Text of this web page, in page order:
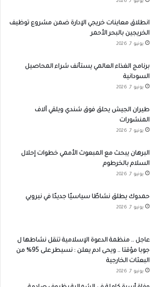
يونيو 7, 2026
انطلاق معاينات خريجي الإدارة ضمن مشروع توظيف
الخريجين بالبحر الأحمر
يونيو 7, 2026
برنامج الغذاء العالمي يستأنف شراء المحاصيل
السودانية
يونيو 7, 2026
طيران الجيش يحلق فوق شندي ويلقي آلاف
المنشورات
يونيو 7, 2026
البرهان يبحث مع المبعوث الأممي خطوات إحلال
السلام بالخرطوم
يونيو 7, 2026
حمدوك يطلق نشاطًا سياسيًا جديدًا في نيروبي
يونيو 7, 2026
عاجل .. منظمة الدعوة الإسلامية تنقل نشاطها ل
جوبا مؤقتا .. ويحى ادم يعلن : نسيطر على 95% من
البعثات الخارجية
يونيو 7, 2026